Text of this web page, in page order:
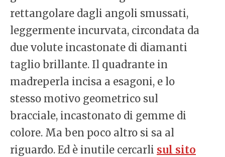
rettangolare dagli angoli smussati,
leggermente incurvata, circondata da
due volute incastonate di diamanti
taglio brillante. Il quadrante in
madreperla incisa a esagoni, e lo
stesso motivo geometrico sul
bracciale, incastonato di gemme di
colore. Ma ben poco altro si sa al
riguardo. Ed è inutile cercarli sul sito